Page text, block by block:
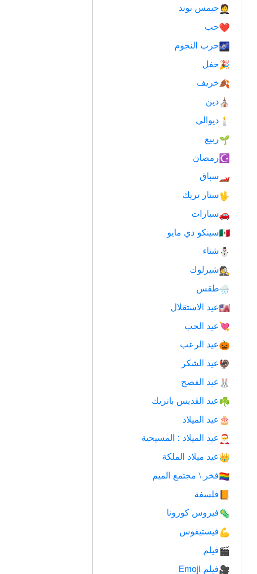
🤵 جيمس بوند
❤️️حب
🌌حرب النجوم
🎉حفل
🍂خريف
⛪️دين
🕯 ديوالي
🌱ربيع
☪️رمضان
🏎 سباق
🖖ستار تريك
🚗سيارات
🇲🇽سينكو دي مايو
⛄شتاء
🕵️شيرلوك
🌧طقس
🇺🇸عيد الاستقلال
💘عيد الحب
🎃عيد الرعب
🦃عيد الشكر
🐰 عيد الفصح
☘️عيد القديس باتريك
🎂 عيد الميلاد
🎅 عيد الميلاد : المسيحية
👑عيد ميلاد الملكة
🏳️‍🌈فخر \ مجتمع الميم
فلسفة
🦠فيروس كورونا
💪فيستيفوس
🎬فيلم
🎥فيلم Emoji